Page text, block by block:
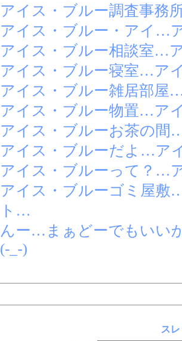
アイス・ブルー調査事
アイス・ブルー・アイ…
アイス・ブルー相談室…
アイス・ブルー寝室…ア
アイス・ブルー雑居部
アイス・ブルー物置…ア
アイス・ブルーお茶の
アイス・ブルーだよ…ア
アイス・ブルーって？…
アイス・ブルーゴミ屋敷
ト…
んー…まぁどーでもいい
(-_-)
ス